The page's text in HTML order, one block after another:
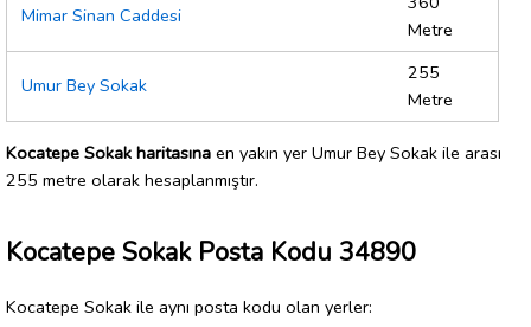
Mimar Sinan Caddesi
Metre
Umur Bey Sokak
255
Metre
Kocatepe Sokak haritasına en yakın yer Umur Bey Sokak ile arası
255 metre olarak hesaplanmıştır.
Kocatepe Sokak Posta Kodu 34890
Kocatepe Sokak ile aynı posta kodu olan yerler: